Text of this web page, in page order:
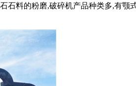
石料的粉磨,破碎机产品种类多,有颚